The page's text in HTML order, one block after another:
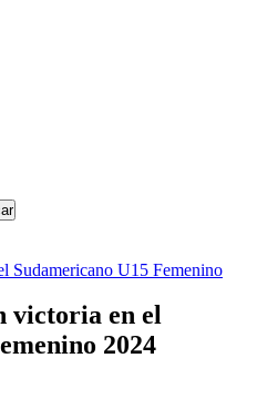
Sudamericano U15 Femenino
victoria en el
2024